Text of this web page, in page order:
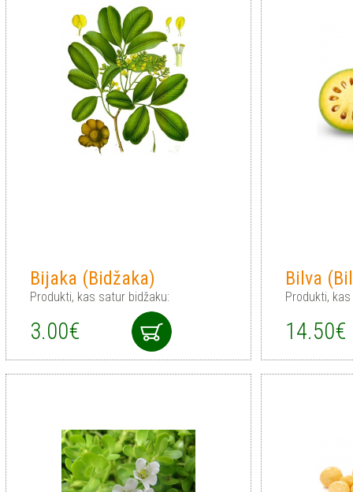
Bijaka (Bidžaka)
Produkti, kas satur bidžaku:
3.00€
Bilva
Produkti,
14.50€